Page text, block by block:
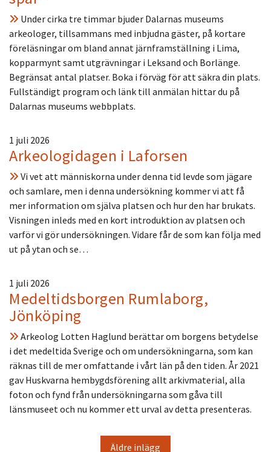
Under cirka tre timmar bjuder Dalarnas museums
arkeologer, tillsammans med inbjudna gäster, på kortare
föreläsningar om bland annat järnframställning i Lima,
kopparmynt samt utgrävningar i Leksand och Borlänge.
Begränsat antal platser. Boka i förväg för att säkra din plats.
Fullständigt program och länk till anmälan hittar du på
Dalarnas museums webbplats.
1 juli 2026
Arkeologidagen i Laforsen
Vi vet att människorna under denna tid levde som jägare
och samlare, men i denna undersökning kommer vi att få
mer information om själva platsen och hur den har brukats.
Visningen inleds med en kort introduktion av platsen och
varför vi gör undersökningen. Vidare får de som kan följa med
ut på ytan och se…
1 juli 2026
Medeltidsborgen Rumlaborg,
Jönköping
Arkeolog Lotten Haglund berättar om borgens betydelse
i det medeltida Sverige och om undersökningarna, som kan
räknas till de mer omfattande i vårt län på den tiden. År 2021
gav Huskvarna hembygdsförening allt arkivmaterial, alla
foton och fynd från undersökningarna som gåva till
länsmuseet och nu kommer ett urval av detta presenteras.
Äldre inlägg